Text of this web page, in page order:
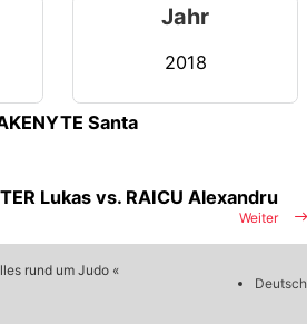
Jahr
2018
Santa
Weiter
Lukas vs. RAICU Alexandru
rund um Judo «
Deutsch